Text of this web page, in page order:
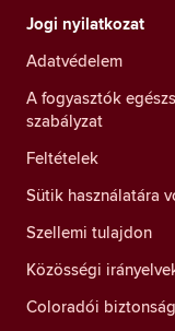
Jogi nyilatkozat
Adatvédelem
A fogyasztók
szabályzat
Feltételek
Sütik használatára
Szellemi tulajdon
Közösségi
Coloradói